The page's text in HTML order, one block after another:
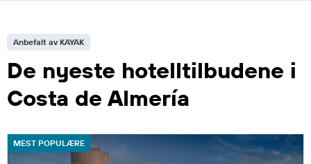
Anbefalt av KAYAK
De nyeste hotelltilbudene i
Costa de Almería
MEST POPULÆRE